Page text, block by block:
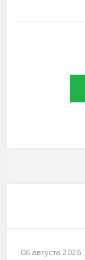
06 августа 2026